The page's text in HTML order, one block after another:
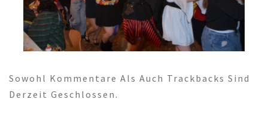
Sowohl Kommentare Als Auch Trackbacks Sind
Derzeit Geschlossen.